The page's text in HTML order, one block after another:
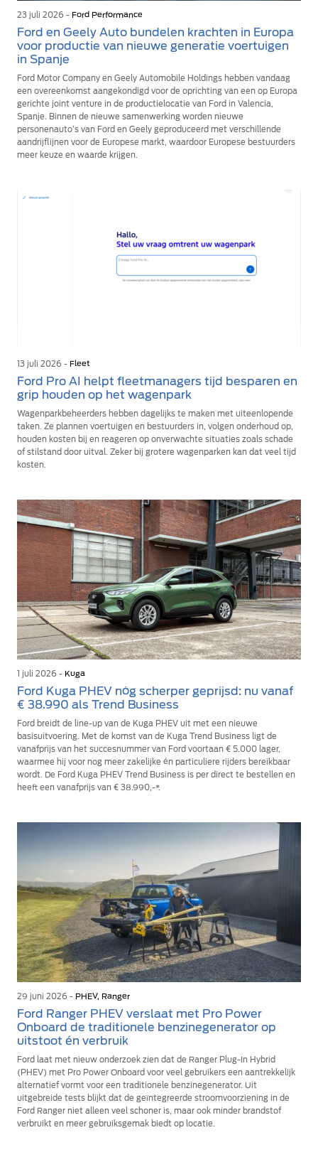
23 juli 2026 - Ford Performance
Ford en Geely Auto bundelen krachten in Europa
voor productie van nieuwe generatie voertuigen
in Spanje
Ford Motor Company en Geely Automobile Holdings hebben vandaag
een overeenkomst aangekondigd voor de oprichting van een op Europa
gerichte joint venture in de productielocatie van Ford in Valencia,
Spanje. Binnen de nieuwe samenwerking worden nieuwe
personenauto’s van Ford en Geely geproduceerd met verschillende
aandrijflijnen voor de Europese markt, waardoor Europese bestuurders
meer keuze en waarde krijgen.
13 juli 2026 - Fleet
Ford Pro AI helpt fleetmanagers tijd besparen en
grip houden op het wagenpark
Wagenparkbeheerders hebben dagelijks te maken met uiteenlopende
taken. Ze plannen voertuigen en bestuurders in, volgen onderhoud op,
houden kosten bij en reageren op onverwachte situaties zoals schade
of stilstand door uitval. Zeker bij grotere wagenparken kan dat veel tijd
kosten.
1 juli 2026 - Kuga
Ford Kuga PHEV nóg scherper geprijsd: nu vanaf
€ 38.990 als Trend Business
Ford breidt de line-up van de Kuga PHEV uit met een nieuwe
basisuitvoering. Met de komst van de Kuga Trend Business ligt de
vanafprijs van het succesnummer van Ford voortaan € 5.000 lager,
waarmee hij voor nog meer zakelijke én particuliere rijders bereikbaar
wordt. De Ford Kuga PHEV Trend Business is per direct te bestellen en
heeft een vanafprijs van € 38.990,-*.
29 juni 2026 - PHEV, Ranger
Ford Ranger PHEV verslaat met Pro Power
Onboard de traditionele benzinegenerator op
uitstoot én verbruik
Ford laat met nieuw onderzoek zien dat de Ranger Plug-In Hybrid
(PHEV) met Pro Power Onboard voor veel gebruikers een aantrekkelijk
alternatief vormt voor een traditionele benzinegenerator. Uit
uitgebreide tests blijkt dat de geïntegreerde stroomvoorziening in de
Ford Ranger niet alleen veel schoner is, maar ook minder brandstof
verbruikt en meer gebruiksgemak biedt op locatie.